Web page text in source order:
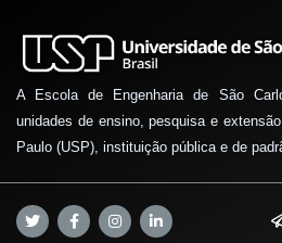
A Escola de Engenharia de São
unidades de ensino, pesquisa e
Paulo (USP), instituição pública e de